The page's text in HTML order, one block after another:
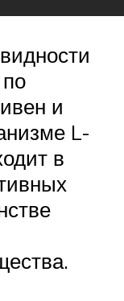
и
L-
в